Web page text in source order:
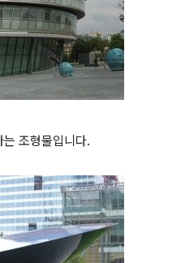
조형물입니다.